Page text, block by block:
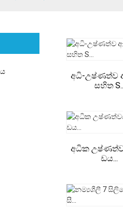
අධි-උෂ්ණත්ව
සහිත
අධික
ඩය...